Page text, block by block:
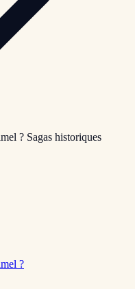
? Sagas historiques
?